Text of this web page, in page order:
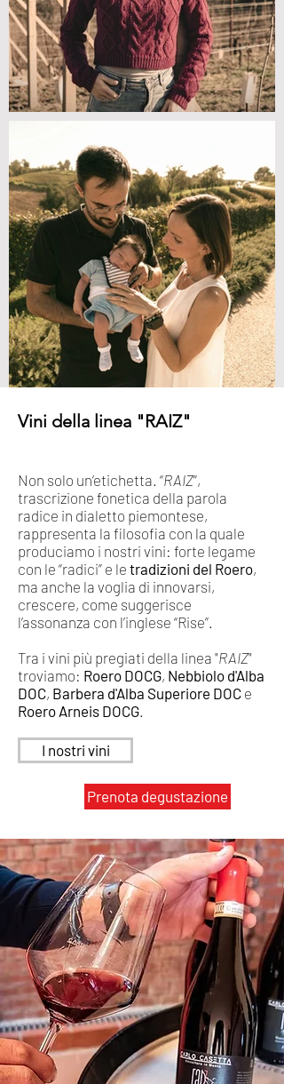
Vini della linea "RAIZ"
Non solo un’etichetta. “RAIZ”,
trascrizione fonetica della parola
radice in dialetto piemontese,
rappresenta la filosofia con la quale
produciamo i nostri vini: forte legame
con le “radici” e le tradizioni del Roero,
ma anche la voglia di innovarsi,
crescere, come suggerisce
l’assonanza con l’inglese “Rise”.
Tra i vini più pregiati della linea "RAIZ"
troviamo: Roero DOCG, Nebbiolo d'Alba
DOC, Barbera d'Alba Superiore DOC e
Roero Arneis DOCG.
I nostri vini
Prenota degustazione